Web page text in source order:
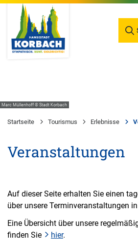
Marc Müllenhoff © Stadt Korbach
Startseite Tourismus Erlebnisse
Veranstaltungen
Auf dieser Seite erhalten Sie einen
über unsere Terminveranstaltungen
Eine Übersicht über unsere
finden Sie
hier.